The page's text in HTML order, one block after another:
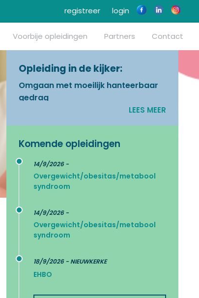
login
registreer
Voorbije opleidingen Partners Contact
Opleiding in de kijker:
Omgaan met moeilijk hanteerbaar
gedrag
LEES MEER
Komende opleidingen
14/9/2026 -
Overgewicht/obesitas/metabool
syndroom
14/9/2026 -
Overgewicht/obesitas/metabool
syndroom
18/9/2026 - NIEUWKERKE
EHBO